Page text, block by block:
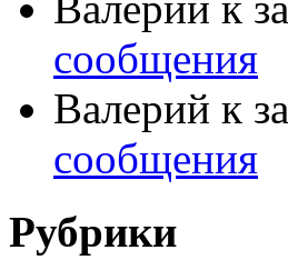
сообщения
Валерий к
сообщения
Рубрики